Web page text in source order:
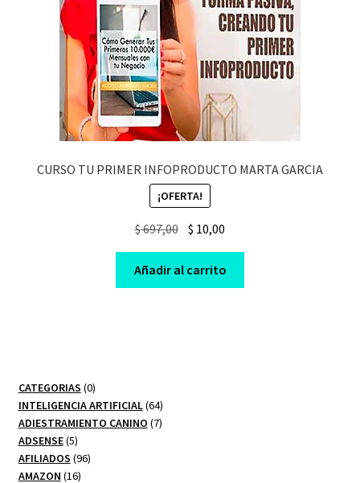
CURSO TU PRIMER INFOPRODUCTO MARTA GARCIA
¡OFERTA!
$697,00 Original
was:
$ 697,00.
$ 10,00
is:
$ 10,00.
Añadir al carrito
CATEGORIAS 00
productos
INTELIGENCIA ARTIFICIAL 6464
productos
ADIESTRAMIENTO CANINO 77
ADSENSE 55
productos
AFILIADOS 9696
AMAZON 1616